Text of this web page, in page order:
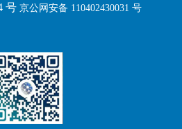
号 京公网安备 110402430031 号